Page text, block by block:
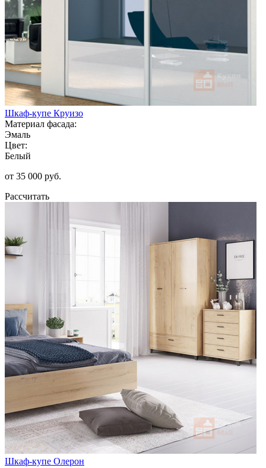
Шкаф-купе Круизо
Материал фасада:
Эмаль
Цвет:
Белый
от 35 000 руб.
Рассчитать
Шкаф-купе Олерон